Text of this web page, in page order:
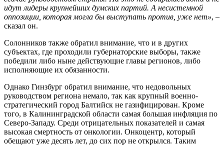
идут лидеры крупнейших думских партий. А несистемной
оппозиции, которая могла бы выступать против, уже нет», –
сказал он.
Солонников также обратил внимание, что и в других
субъектах, где проходили губернаторские выборы, также
победили либо ныне действующие главы регионов, либо
исполняющие их обязанности.
Однако Гинзбург обратил внимание, что недовольных
руководством региона немало, так как крупный военно-
стратегический город Балтийск не газифицирован. Кроме
того, в Калининградской области самая большая инфляция по
Северо-Западу. Среди отрицательных показателей и самая
высокая смертность от онкологии. Онкоцентр, который
обещают уже десять лет, до сих пор не открылся. Таким